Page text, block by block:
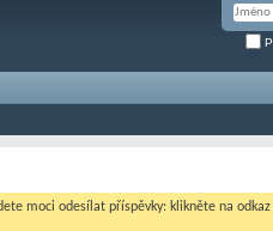
moci odesílat příspěvky: klikněte na